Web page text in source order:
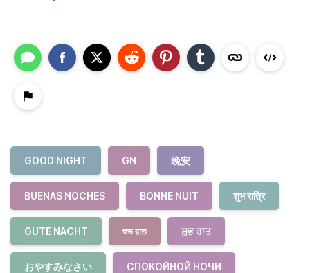
GOOD NIGHT GN 晚安
BUENAS NOCHES BONNE NUIT शुभ रात्रि
GUTE NACHT শুভ রাত ਸ਼ੁਭ ਰਾਤ
おやすみなさい СПОКОЙНОЙ НОЧИ